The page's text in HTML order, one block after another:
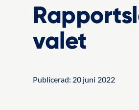
valet
Publicerad: 20 juni 2022